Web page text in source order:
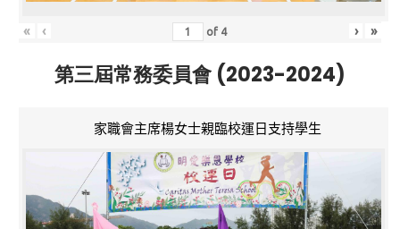
« ‹ of 4 › »
第三屆常務委員會 (2023-2024)
家職會主席楊女士親臨校運日支持學生